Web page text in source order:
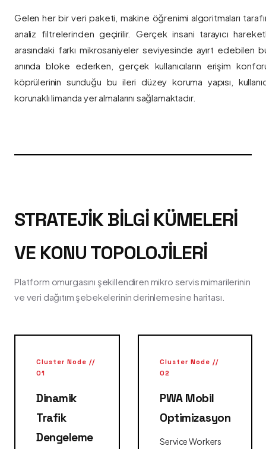
Gelen her bir veri paketi, makine öğrenimi algoritmaları
analiz filtrelerinden geçirilir. Gerçek insani tarayıcı
arasındaki farkı mikrosaniyeler seviyesinde ayırt edebilen
anında bloke ederken, gerçek kullanıcıların erişim
köprülerinin sunduğu bu ileri düzey koruma yapısı,
korunaklı limanda yer almalarını sağlamaktadır.
STRATEJIK BILGI KÜMELERI
VE KONU TOPOLOJILERI
Platform omurgasını şekillendiren mikro servis mimarilerinin
ve veri dağıtım şebekelerinin derinlemesine haritası.
Cluster Node //
01
Dinamik
Trafik
Dengeleme
Cluster Node //
02
PWA Mobil
Optimizasyon
Service Workers